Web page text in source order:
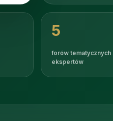
5
forów tematycznych
ekspertów